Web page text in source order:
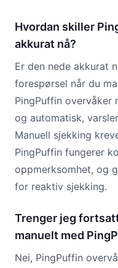
Hvordan skiller
akkurat nå?
Er den nede akkurat
forespørsel når du
PingPuffin overvåker
og automatisk,
Manuell sjekking
PingPuffin fungerer
oppmerksomhet, og
for reaktiv sjekking.
Trenger jeg
manuelt med
Nei, PingPuffin